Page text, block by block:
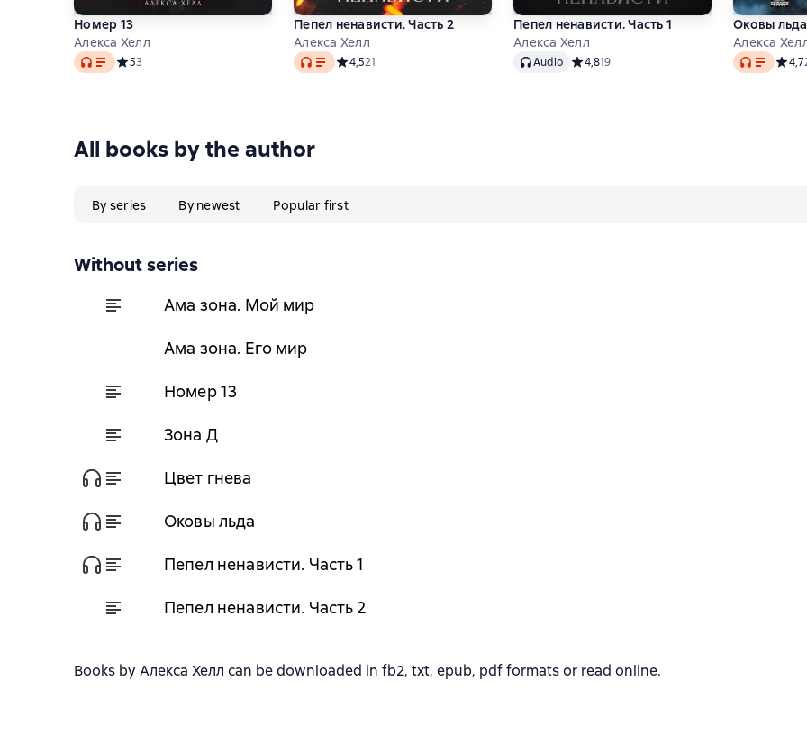
Номер 13
Алекса Хелл
Audio Средний рейтинг 5 на основе 3 оценок
53
Пепел ненависти. Часть 2
Алекса Хелл
Audio Средний рейтинг 4,5 на основе 21 оценок
4,521
Пепел ненависти. Часть 1
Алекса Хелл
AudioAudio Средний рейтинг 4,8 на основе 19 оценок
4,819
Оковы льда
Алекса
Audio 4,7
All books by the author
By series By newest Popular first
Without series
Ама зона. Мой мир
Ама зона. Его мир
Номер 13
Зона Д
Цвет гнева
Оковы льда
Пепел ненависти. Часть 1
Пепел ненависти. Часть 2
Books by Алекса Хелл can be downloaded in fb2, txt, epub, pdf formats or read online.